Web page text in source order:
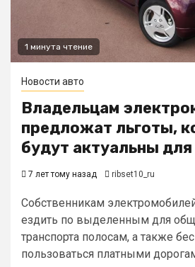
1 минута чтение
Новости авто
Владельцам
предложат льготы,
будут актуальны
7 лет тому назад ribset10_ru
Собственникам
ездить по выделенным для
транспорта полосам, а также
пользоваться платными